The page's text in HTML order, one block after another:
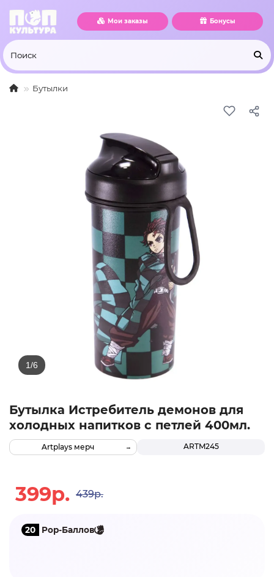
Мои заказы Бонусы
Бутылки
Бутылка Истребитель демонов для
холодных напитков с петлей 400мл.
ARTM245
Artplays мерч
399р. 439р.
20 Pop-Баллов